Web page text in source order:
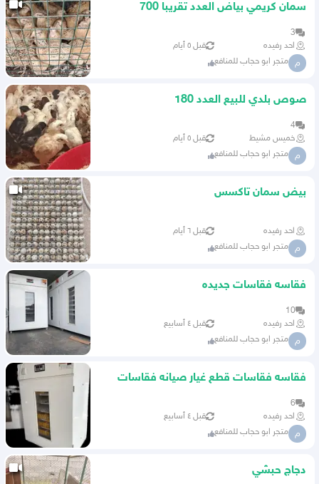
سمان كريمي بياض العدد تقريبا 700
3
احد رفيده
قبل ٥ أيام
م متجر ابو حجاب للمنافع
صوص بلدي للبيع العدد 180
4
خميس مشيط
قبل ٥ أيام
م متجر ابو حجاب للمنافع
بيض سمان تاكسس
احد رفيده قبل ٦ أيام
م متجر ابو حجاب للمنافع
فقاسه فقاسات جديده
10
احد رفيده
قبل ٤ أسابيع
م متجر ابو حجاب للمنافع
فقاسه فقاسات قطع غيار صيانه فقاسات
6
احد رفيده
قبل ٤ أسابيع
م متجر ابو حجاب للمنافع
دجاج حبشي